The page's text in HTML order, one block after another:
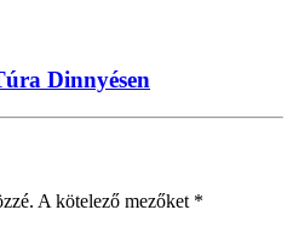
Dinnyésen
A kötelező mezőket *